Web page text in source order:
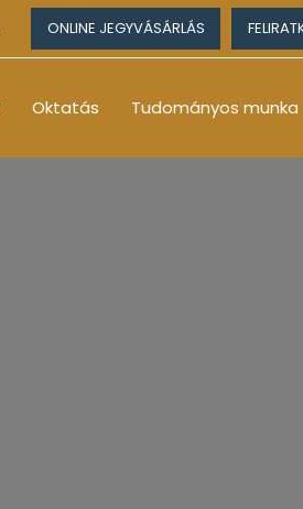
ONLINE JEGYVÁSÁRLÁS
Oktatás Tudományos munka